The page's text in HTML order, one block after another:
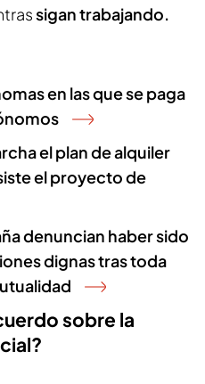
sigan trabajando.
en las que se paga
el plan de alquiler
el proyecto de
denuncian haber sido
dignas tras toda
sobre la